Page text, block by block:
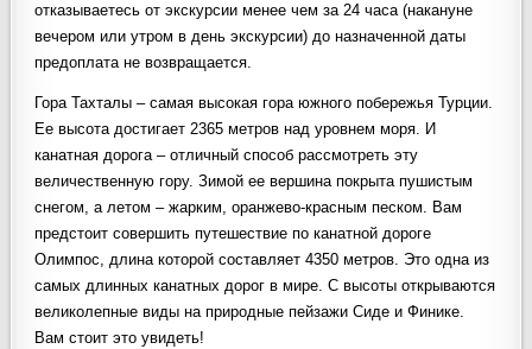
отказываетесь от экскурсии менее чем за 24 часа (накануне
вечером или утром в день экскурсии) до назначенной даты
предоплата не возвращается.
Гора Тахталы – самая высокая гора южного побережья Турции.
Ее высота достигает 2365 метров над уровнем моря. И
канатная дорога – отличный способ рассмотреть эту
величественную гору. Зимой ее вершина покрыта пушистым
снегом, а летом – жарким, оранжево-красным песком. Вам
предстоит совершить путешествие по канатной дороге
Олимпос, длина которой составляет 4350 метров. Это одна из
самых длинных канатных дорог в мире. С высоты открываются
великолепные виды на природные пейзажи Сиде и Финике.
Вам стоит это увидеть!